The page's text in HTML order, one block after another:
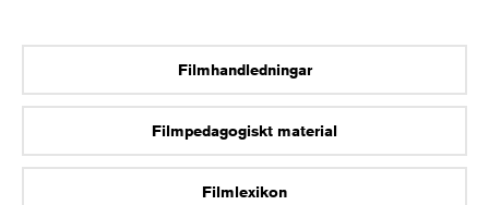
Filmhandledningar
Filmpedagogiskt material
Filmlexikon